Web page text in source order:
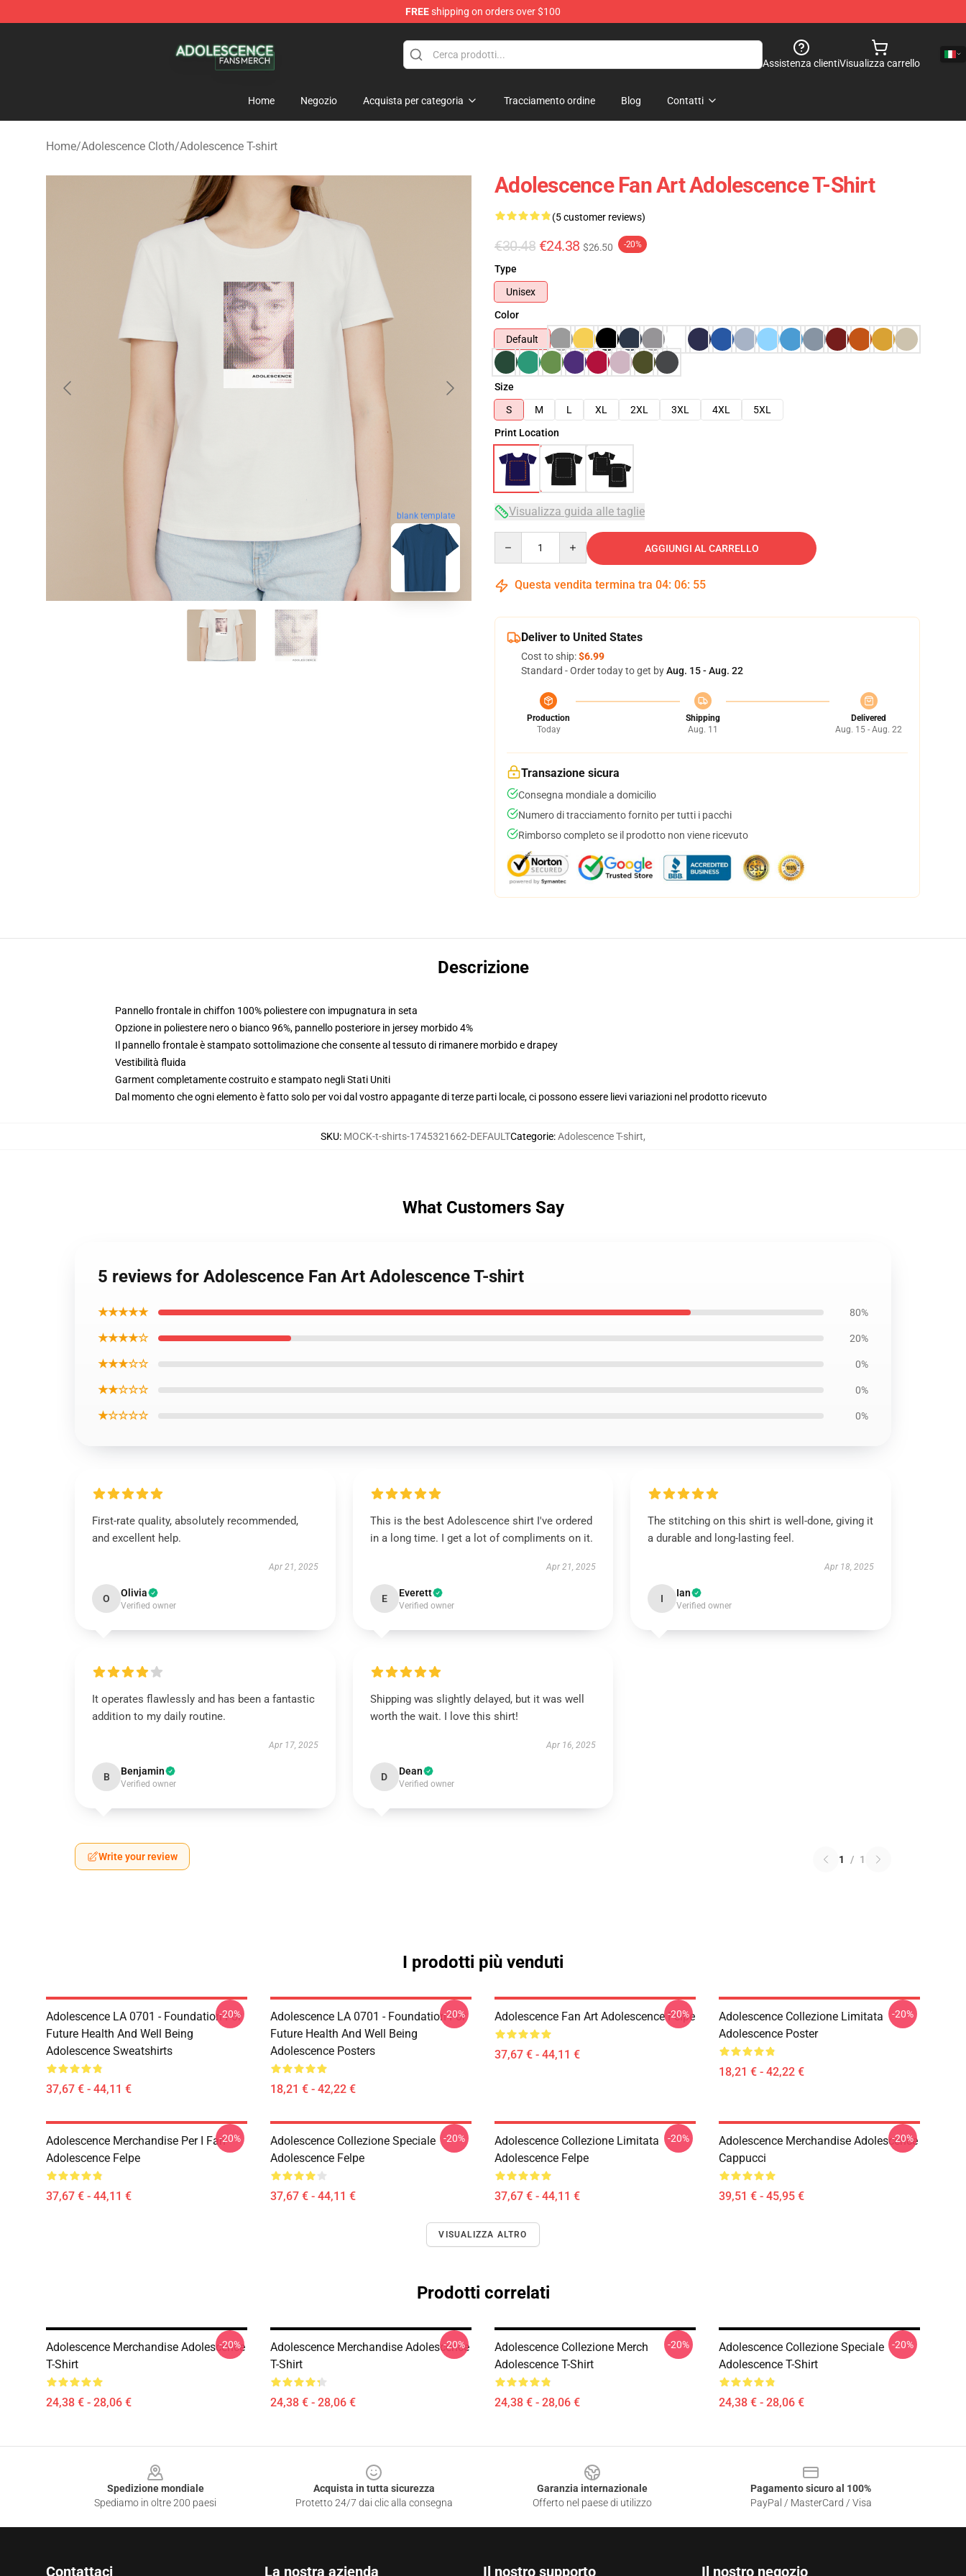
FREEshipping on orders over $100
Assistenza clientiVisualizza carrello
Home Negozio Acquista per categoria Tracciamento ordine Blog Contatti
Home/Adolescence Cloth/Adolescence T-shirt
blank template
Adolescence Fan Art Adolescence T-Shirt
(5 customer reviews)
€30.48 €24.38 $26.50 -20%
Type
Unisex
Color
Default
Size
S
M L XL 2XL 3XL 4XL
5XL
Print Location
Visualizza guida alle taglie
AGGIUNGI AL CARRELLO
Questa vendita termina tra 04: 06: 54
Deliver to United States
Cost to ship:$6.99
Standard - Order today to get byAug. 15 - Aug. 22
Production
Today
Shipping
Aug. 11
Delivered
Aug. 15 - Aug. 22
Transazione sicura
Consegna mondiale a domicilio
Numero di tracciamento fornito per tutti i pacchi
Rimborso completo se il prodotto non viene ricevuto
Descrizione
Pannello frontale in chiffon 100% poliestere con impugnatura in seta
Opzione in poliestere nero o bianco 96%, pannello posteriore in jersey morbido 4%
Il pannello frontale è stampato sottolimazione che consente al tessuto di rimanere morbido e drapey
Vestibilità fluida
Garment completamente costruito e stampato negli Stati Uniti
Dal momento che ogni elemento è fatto solo per voi dal vostro appagante di terze parti locale, ci possono essere lievi variazioni nel prodotto ricevuto
SKU: MOCK-t-shirts-1745321662-DEFAULTCategorie:Adolescence T-shirt,
What Customers Say
5 reviews for Adolescence Fan Art Adolescence T-shirt
★★★★★ 80%
★★★★☆ 20%
★★★☆☆ 0%
★★☆☆☆ 0%
★☆☆☆☆ 0%
First-rate quality, absolutely recommended,
and excellent help.
Apr 21, 2025
O Olivia
Verified owner
This is the best Adolescence shirt I've ordered
in a long time. I get a lot of compliments on it.
Apr 21, 2025
E Everett
Verified owner
The stitching on this shirt is well-done, giving it
a durable and long-lasting feel.
Apr 18, 2025
I Ian
Verified owner
It operates flawlessly and has been a fantastic
addition to my daily routine.
Apr 17, 2025
B Benjamin
Verified owner
Shipping was slightly delayed, but it was well
worth the wait. I love this shirt!
Apr 16, 2025
D Dean
Verified owner
Write your review 1 / 1
I prodotti più venduti
Adolescence LA 0701 - Foundation For
Future Health And Well Being
Adolescence Sweatshirts
37,67 € - 44,11 €
-20%
Adolescence LA 0701 - Foundation For
Future Health And Well Being
Adolescence Posters
18,21 € - 42,22 €
-20% Adolescence Fan Art Adolescence Felpe
37,67 € - 44,11 €
-20%
Adolescence Collezione Limitata
Adolescence Poster
18,21 € - 42,22 €
-20%
Adolescence Merchandise Per I Fan
Adolescence Felpe
37,67 € - 44,11 €
-20%
Adolescence Collezione Speciale
Adolescence Felpe
37,67 € - 44,11 €
-20%
Adolescence Collezione Limitata
Adolescence Felpe
37,67 € - 44,11 €
-20%
Adolescence Merchandise Adolescence
Cappucci
39,51 € - 45,95 €
-20%
VISUALIZZA ALTRO
Prodotti correlati
Adolescence Merchandise Adolescence
T-Shirt
24,38 € - 28,06 €
-20%
Adolescence Merchandise Adolescence
T-Shirt
24,38 € - 28,06 €
-20%
Adolescence Collezione Merch
Adolescence T-Shirt
24,38 € - 28,06 €
-20%
Adolescence Collezione Speciale
Adolescence T-Shirt
24,38 € - 28,06 €
-20%
Spedizione mondiale
Spediamo in oltre 200 paesi
Acquista in tutta sicurezza
Protetto 24/7 dai clic alla consegna
Garanzia internazionale
Offerto nel paese di utilizzo
Pagamento sicuro al 100%
PayPal / MasterCard / Visa
Contattaci La nostra azienda Il nostro supporto Il nostro negozio